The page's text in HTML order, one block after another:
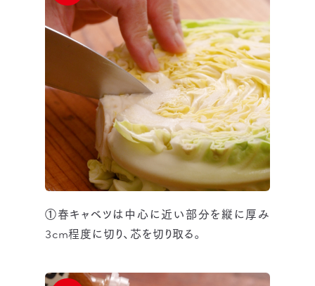
①春キャベツは中心に近い部分を縦に厚み
3cm程度に切り、芯を切り取る。